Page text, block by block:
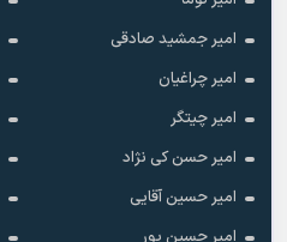
امیر جمشید صادقی
امیر چراغیان
امیر چیتگر
امیر حسن کی نژاد
امیر حسین آقایی